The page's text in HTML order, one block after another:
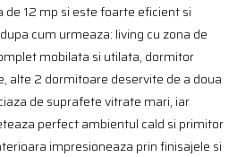
12 mp si este foarte eficient si
cum urmeaza: living cu zona de
mobilata si utilata, dormitor
alte 2 dormitoare deservite de a doua
de suprafete vitrate mari, iar
perfect ambientul cald si primitor
impresioneaza prin finisajele si